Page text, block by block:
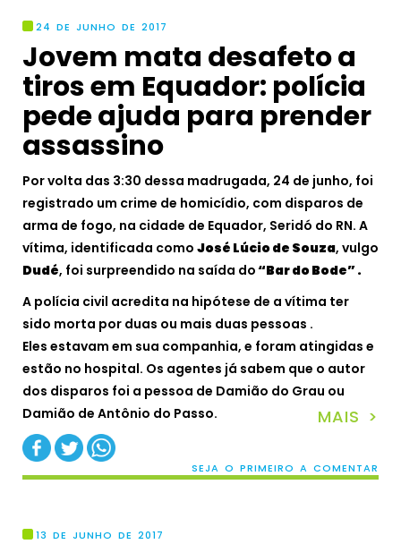
24 DE JUNHO DE 2017
Jovem mata desafeto a
tiros em Equador: polícia
pede ajuda para prender
assassino
Por volta das 3:30 dessa madrugada, 24 de junho, foi
registrado um crime de homicídio, com disparos de
arma de fogo, na cidade de Equador, Seridó do RN. A
vítima, identificada como José Lúcio de Souza, vulgo
Dudé, foi surpreendido na saída do“Bar do Bode” .
A polícia civil acredita na hipótese de a vítima ter
sido morta por duas ou mais duas pessoas .
Eles estavam em sua companhia, e foram atingidas e
estão no hospital. Os agentes já sabem que o autor
dos disparos foi a pessoa de Damião do Grau ou
Damião de Antônio do Passo.
MAIS >
SEJA O PRIMEIRO A COMENTAR
13 DE JUNHO DE 2017